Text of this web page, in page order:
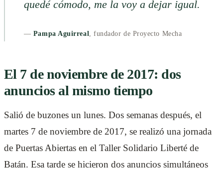
quedé cómodo, me la voy a dejar igual.
— Pampa Aguirreal , fundador de Proyecto Mecha
El 7 de noviembre de 2017: dos
anuncios al mismo tiempo
Salió de buzones un lunes. Dos semanas después, el
martes 7 de noviembre de 2017, se realizó una jornada
de Puertas Abiertas en el Taller Solidario Liberté de
Batán. Esa tarde se hicieron dos anuncios simultáneos